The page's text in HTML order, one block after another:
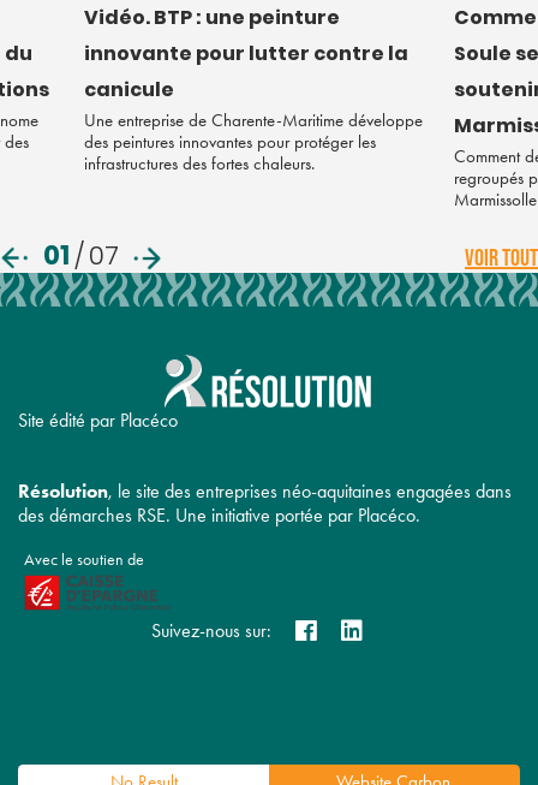
des
Vidéo. BTP : une peinture
innovante pour lutter contre la
canicule
Une entreprise de Charente-Maritime développe
des peintures innovantes pour protéger les
infrastructures des fortes chaleurs.
Soule
Comment
regroupés
Marmissolle
01/07 VOIR TOUT
Site édité par Placéco
Résolution, le site des entreprises néo-aquitaines engagées dans
des démarches RSE. Une initiative portée par Placéco.
Avec le soutien de
Suivez-nous sur: